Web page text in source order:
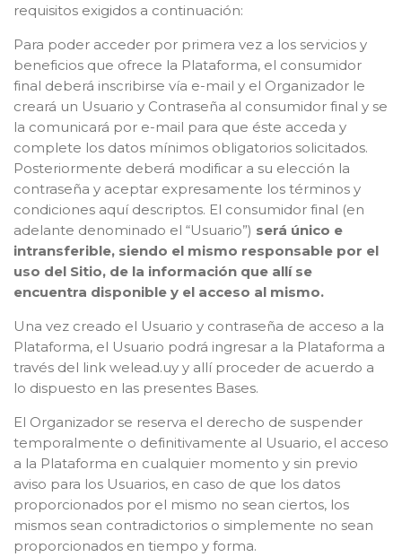
requisitos exigidos a continuación:
Para poder acceder por primera vez a los servicios y
beneficios que ofrece la Plataforma, el consumidor
final deberá inscribirse vía e-mail y el Organizador le
creará un Usuario y Contraseña al consumidor final y se
la comunicará por e-mail para que éste acceda y
complete los datos mínimos obligatorios solicitados.
Posteriormente deberá modificar a su elección la
contraseña y aceptar expresamente los términos y
condiciones aquí descriptos. El consumidor final (en
adelante denominado el “Usuario”) será único e
intransferible, siendo el mismo responsable por el
uso del Sitio, de la información que allí se
encuentra disponible y el acceso al mismo.
Una vez creado el Usuario y contraseña de acceso a la
Plataforma, el Usuario podrá ingresar a la Plataforma a
través del link welead.uy y allí proceder de acuerdo a
lo dispuesto en las presentes Bases.
El Organizador se reserva el derecho de suspender
temporalmente o definitivamente al Usuario, el acceso
a la Plataforma en cualquier momento y sin previo
aviso para los Usuarios, en caso de que los datos
proporcionados por el mismo no sean ciertos, los
mismos sean contradictorios o simplemente no sean
proporcionados en tiempo y forma.